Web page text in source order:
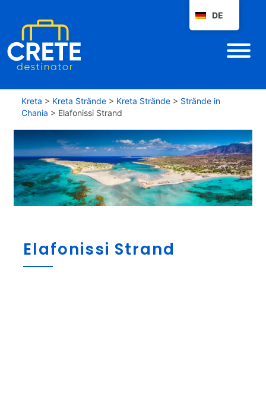
Kreta > Kreta Strände > Kreta Strände > Strände in
Chania > Elafonissi Strand
l
Elafonissi Strand
DE